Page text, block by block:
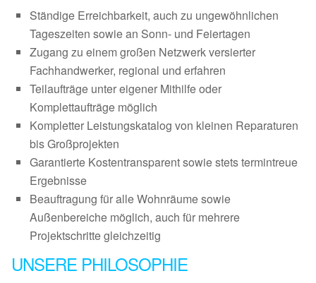
Ständige Erreichbarkeit, auch zu ungewöhnlichen
Tageszeiten sowie an Sonn- und Feiertagen
Zugang zu einem großen Netzwerk versierter
Fachhandwerker, regional und erfahren
Teilaufträge unter eigener Mithilfe oder
Komplettaufträge möglich
Kompletter Leistungskatalog von kleinen Reparaturen
bis Großprojekten
Garantierte Kostentransparent sowie stets termintreue
Ergebnisse
Beauftragung für alle Wohnräume sowie
Außenbereiche möglich, auch für mehrere
Projektschritte gleichzeitig
UNSERE PHILOSOPHIE